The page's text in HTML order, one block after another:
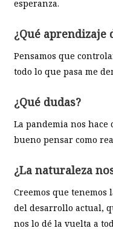
esperanza.
¿Qué aprendizaje
Pensamos que
todo lo que pasa me
¿Qué dudas?
La pandemia nos
bueno pensar como
¿La naturaleza
Creemos que tenemos
del desarrollo actual,
nos lo dé la vuelta a